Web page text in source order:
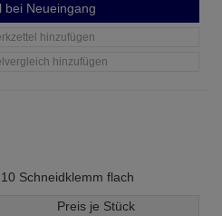
bei Neueingang
hinzufügen
hinzufügen
Schneidklemm flach
Preis je Stück